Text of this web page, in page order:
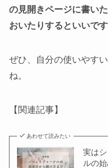
の見開きページに書いた
おいたりするといいです
ぜひ、自分の使いやす
ね。
【関連記事】
あわせて読みたい
実は
ルの